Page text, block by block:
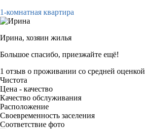
1-комнатная квартира
Ирина, хозяин жилья
Большое спасибо, приезжайте ещё!
1 отзыв о проживании со средней оценкой
Чистота
Цена - качество
Качество обслуживания
Расположение
Своевременность заселения
Соответствие фото